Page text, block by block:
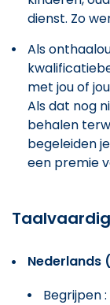
dienst. Zo
Als
met jou of
Als dat nog
behalen
begeleiden
een premie
Nederlands
Begrijpen